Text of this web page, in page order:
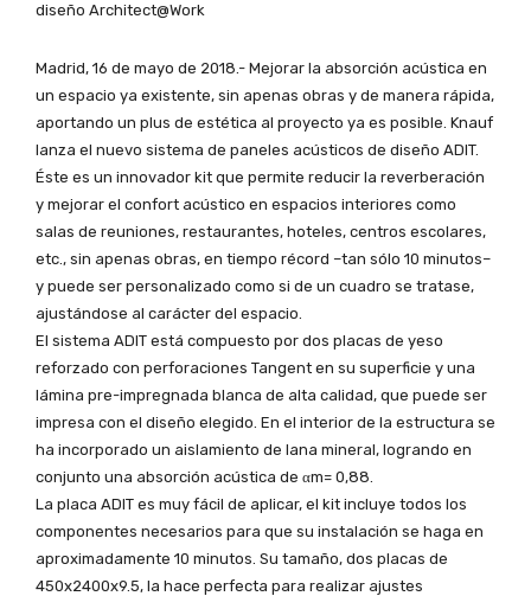
diseño Architect@Work
Madrid, 16 de mayo de 2018.- Mejorar la absorción acústica en
un espacio ya existente, sin apenas obras y de manera rápida,
aportando un plus de estética al proyecto ya es posible. Knauf
lanza el nuevo sistema de paneles acústicos de diseño ADIT.
Éste es un innovador kit que permite reducir la reverberación
y mejorar el confort acústico en espacios interiores como
salas de reuniones, restaurantes, hoteles, centros escolares,
etc., sin apenas obras, en tiempo récord –tan sólo 10 minutos–
y puede ser personalizado como si de un cuadro se tratase,
ajustándose al carácter del espacio.
El sistema ADIT está compuesto por dos placas de yeso
reforzado con perforaciones Tangent en su superficie y una
lámina pre-impregnada blanca de alta calidad, que puede ser
impresa con el diseño elegido. En el interior de la estructura se
ha incorporado un aislamiento de lana mineral, logrando en
conjunto una absorción acústica de αm= 0,88.
La placa ADIT es muy fácil de aplicar, el kit incluye todos los
componentes necesarios para que su instalación se haga en
aproximadamente 10 minutos. Su tamaño, dos placas de
450x2400x9.5, la hace perfecta para realizar ajustes